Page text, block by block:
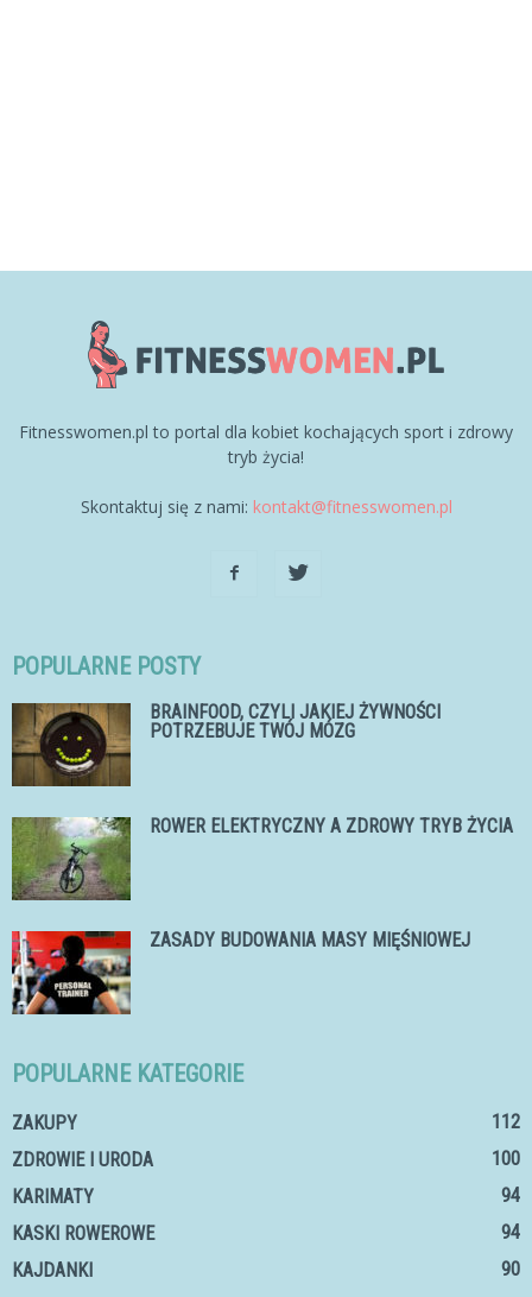
Fitnesswomen.pl to portal dla kobiet kochających sport i zdrowy
tryb życia!
Skontaktuj się z nami: kontakt@fitnesswomen.pl
POPULARNE POSTY
BRAINFOOD, CZYLI JAKIEJ ŻYWNOŚCI
POTRZEBUJE TWÓJ MÓZG
ROWER ELEKTRYCZNY A ZDROWY TRYB ŻYCIA
ZASADY BUDOWANIA MASY MIĘŚNIOWEJ
POPULARNE KATEGORIE
ZAKUPY
112
ZDROWIE I URODA
100
KARIMATY
94
KASKI ROWEROWE
94
KAJDANKI
90